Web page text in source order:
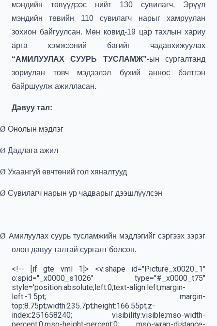
мэндийн төвүүдээс нийт 130 сувилагч, Эрүүл
мэндийн төвийн 110 сувилагч нарыг хамруулан
зохион байгуулсан. Мөн ковид-19 цар тахлын хариу
арга хэмжээний багийг чадавхижуулах
“АМИЛУУЛАХ СУУРЬ ТУСЛАМЖ”-ын сургалтанд
зориулан товч мэдээлэл бүхий аннос бэлтгэн
байршуулж ажилласан.
Давуу тал:
Ø Онолын мэдлэг
Ø Дадлага ажил
Ø Ухаангүй өвчтөний гол хяналтууд
Ø Сувилагч нарын ур чадварыг дээшлүүлсэн
Ø Амилуулах суурь тусламжийн мэдлэгийг сэргээх зэрэг
олон давуу талтай сургалт болсон.
<!-- [if gte vml 1]> <v:shape id="Picture_x0020_1" o:spid="_x0000_s1026" type="#_x0000_t75" style='position:absolute;left:0;text-align:left;margin-left:-1.5pt; margin-top:8.75pt;width:235.7pt;height:166.55pt;z-index:251658240; visibility:visible;mso-width-percent:0;mso-height-percent:0; mso-wrap-distance-left:9pt;mso-wrap-distance-top:0;mso-wrap-distance-right:9pt; mso-wrap-distance-bottom:0;mso-position-horizontal:absolute; mso-position-horizontal-relative:text;mso-position-vertical:absolute; mso-position-vertical-relative:text;mso-width-percent:0;mso-height-percent:0; mso-width-relative:margin;mso-height-relative:margin' o:gfxdata="UEsDBBQABgAIAAAAIQDueXK4EwEAAFECAAATAAAAW0NvbnRlbnRfVHlwZXNdLnhtbKSSPU/DMBCG dyT+g+UVJU4ZEEJJOvAxAkP5AYd9SVz8Jdst7b/nkjZL1XZhsWzfvfe8d3a93FnDthiT9q7hi7Li DJ30Sru+4V+rt+KRs5TBKTDeYcP3mPiyvb2pV/uAiZHapYYPOYcnIZIc0EIqfUBHkc5HC5mOsRcB 5A/0KO6r6kFI7zK6XOSxBm/rF+xgYzJ73dH1wUlEkzh7PiSOrIZDCEZLyORUbJ06oRRHQknKKScN OqQ7ssHFWcIYuQy4rFuH/kSn7djZOmA/oj5omlErZJ8Q8ztYci6k0eHbQ1RCRfil2aZ5syiv+zjT qO86LVF5ubE0xPJYce70Oj7TA6GY1v+TpzIzV0wfov0DAAD//wMAUEsDBBQABgAIAAAAIQCtMD/x wQAAADIBAAALAAAAX3JlbHMvLnJlbHOEj80KwjAQhO+C7xD2btN6EJGmvYjgVfQB1mTbBtskZOPf 25uLoCB4m2XYb2bq9jGN4kaRrXcKqqIEQU57Y12v4HTcLdYgOKEzOHpHCp7E0DbzWX2gEVN+4sEG FpniWMGQUthIyXqgCbnwgVx2Oh8nTPmMvQyoL9iTXJblSsZPBjRfTLE3CuLeVCCOz5CT/7N911lN W6+vE7n0I0KaiPe8LCMx9pQU6NGGs8do3ha/RVXk5iCbWn4tbV4AAAD//wMAUEsDBBQABgAIAAAA IQCVopsbMQIAAOsEAAAfAAAAY2xpcGJvYXJkL2RyYXdpbmdzL2RyYXdpbmcxLnhtbKxU246bMBB9 r9R/sPyeAAksCVqy2ibZVaVVG/XyAV5jglVfkO3QrKr+e8cYkiiV2qrtCxozM4czZw6+vTtKgTpm LNeqxMk0xogpqiuu9iX+/OlhssDIOqIqIrRiJX5hFt+tXr+6JcXekLbhFAGCsgUpceNcW0SRpQ2T xE51yxTkam0kcXA0+6gy5CsgSxHN4vgmkoQrvDpDbYgj6GD4X0AJTb+wak1URyxAClpcvhk4Cvrv yKRQ3aNpP7Y745nTd93OIF6VGJRTRIJEOBoSQxkco6uu/RngWBvp63Vdo2OJF8tsngHUS4nn6U2e z7MAx44OUcjPlst44QsoVMySJM3gED7YvP81BG22vwEBmoEOBBcUW049Q9XtOL2eOhmnhpw7GIaS 0/h99Tj8qfVZ8PaBC+ERfTysxvzJZkAjTtlG04NkygUPGSaIA/PahrcWI1Mw+cxgHeZtBdwoeNfB TlrDleutBkI+Wee/7iXtzfZttriP4+XszWSdxetJGufbyf0yzSd5vM3TOF0k62T93XcnaXGw7ElT IjYtH52fpD+Rl5wabXXtplTLKPAe3Q+8kzh4H3VEeOcElYBQb5WRImzBK+S5WmeYo40PaxDvA6Mu 9JwSQ/EorR38+Z/sdXIGKVpj3SPTEvkAdAYqvbCkA10DqbHE0xXKP5X2xEI2vGF1DZ3DKrxS22rP kCGwuiSZZfFJlHMdkAhjQdB6T0ZXv3mv3nAt+bvk8rz6AQAA//8DAFBLAwQUAAYACAAAACEAzulG x9MAAACrAQAAKgAAAGNsaXBib2FyZC9kcmF3aW5ncy9fcmVscy9kcmF3aW5nMS54bWwucmVsc6yQ v2oDMQyH90LfwWivdZchlBJflhLIGpIHELbO5/T8B9sJzdvXbZYeBLp0EUhCnz5+m+2nn8WVc3Ex KOhlB4KDjsYFq+B03L28giiVgqE5BlZw4wLb4flpc+CZajsqk0tFNEooCqZa0xti0RN7KjImDm0z xuyptjZbTKQ/yDKuum6N+TcDhgVT7I2CvDcrEMdbap//ZsdxdJrfo754DvXBC6zNixuQsuWqQMr7 5F572VwBH2v0/6nhfItgoeHZOMKfeS/PyX5r4CLi4QsAAP//AwBQSwMEFAAGAAgAAAAhALY7BCJU BgAACxoAABoAAABjbGlwYm9hcmQvdGhlbWUvdGhlbWUxLnhtbOxZS28bNxC+F+h/WOy9sd6KjciB rUfcxk6CSEmRI6WldhlzlwuSsqNbkRwLFCiaFj00QG89FG0DJEAv6a9xm6JNgfyFDrkPkRJVO0YK GEEswNid/WY4nJn9huReufogpt4R5oKwpONXL1V8DycTFpAk7Ph3RoOPLvuekCgJEGUJ7vhzLPyr 2x9+cAVtTShJxwzxYBThGHtgKBFbqONHUqZbGxtiAmIkLrEUJ/BsyniMJNzycCPg6BgGiOlGrVJp bcSIJP42WJTKUJ/Cv0QKJZhQPlRmsJegGEa/OZ2SCdbY4LCqEGIuupR7R4h2fLAZsOMRfiB9jyIh 4UHHr+g/f2P7ygbaypWoXKNr6A30X66XKwSHNT0mD8floI1Gs9HaKe1rAJWruH673+q3SnsagCYT mGnmi2mzubu522vmWAOUXTps99q9etXCG/brKz7vNNXPwmtQZr+xgh8MuhBFC69BGb65gm802rVu w8JrUIZvreDblZ1eo23hNSiiJDlcQVearXq3mG0JmTK654RvNhuDdi03vkBBNZTVpYaYskSuq7UY 3Wd8AAAFpEiSxJPzFE/RBGqyiygZc+LtkzCCwktRwgSIK7XKoFKH/+rX0Fc6ImgLI0Nb+QWeiBWR 8scTE05S2fE/Aau+AXn94qfXL555Jw+fnzz89eTRo5OHv2SGLK09lISm1qsfvvznyWfe38++f/X4 azdemPg/fv7899++cgNhposQvPzm6Z/Pn7789ou/fnzsgO9wNDbhIxJj4d3Ax95tFsPEdAhsz/GY v5nGKELE1NhJQoESpEZx2O/LyELfmCOKHLhdbEfwLgeKcQGvze5bDg8jPpPEYfF6FFvAA8boLuPO KFxXYxlhHs2S0D04n5m42wgducbuosTKb3+WArcSl8luhC03b1GUSBTiBEtPPWOHGDtmd48QK64H ZMKZYFPp3SPeLiLOkIzI2KqmhdIeiSEvc5eDkG8rNgd3vV1GXbPu4SMbCW8Fog7nR5haYbyGZhLF LpMjFFMz4PtIRi4nh3M+MXF9ISHTIabM6wdYCJfOTQ7zNZJ+HejFnfYDOo9tJJfk0GVzHzFmInvs sBuhOHVhhySJTOzH4hBKFHm3mHTBD5j9hqh7yANK1qb7LsFWuk9ngzvArKZLiwJRT2bckctrmFn1 O5zTKcKaaoD4LT6PSXIquS/RevP/pXUg0pffPXHM6qIS+g4nzjdqb4nG1+GWybvLeEAuPnf30Cy5 heF1WW1g76n7PXX77zx1r3uf3z5hLzga6FstFbOlul64x2vX7VNC6VDOKd4XeukuoDMFAxAqPb0/ xeU+Lo3gUr3JMICFCznSOh5n8lMio2GEUljfV31lJBS56VB4KROw7Ndip22Fp7P4gAXZdrVaVVvT jDwEkgt5pVnKYashM3SrvdiClea1t6HeKhcOKN03ccIYzHai7nCiXQhVkPTGHILmcELP7K14senw 4rIyX6RqxQtwrcwKLJ08WHB1/GYDVEAJdlSI4kDlKUt1kV2dzLeZ6XXBtCoA1hFFBSwyval8XTs9 Nbus1M6QacsJo9xsJ3RkdA8TEQpwXp1KehY33jTXm4uUWu6pUOjxoLQWbrQv/5cX58016C1zA01M pqCJd9zxW/UmlMwEpR1/Ctt+uIxTqB2hlryIhnBgNpE8e+HPwywpF7KHRJQFXJNOxgYxkZh7lMQd X02/TANNNIdo36o1IIQL69wm0MpFcw6SbicZT6d4Is20GxIV6ewWGD7jCudTrX5+sNJkM0j3MAqO vTGd8dsISqzZrqoABkTA6U81i2ZA4DizJLJF/S01ppx2zfNEXUOZHNE0QnlHMck8g2sqL93Rd2UM jLt8zhBQIyR5IxyHqsGaQbW6adk1Mh/Wdt3TlVTkDNJc9EyLVVTXdLOYNULRBpZieb4mb3hVhBg4 zezwGXUvU+5mwXVL64SyS0DAy/g5uu4ZGoLh2mIwyzXl8SoNK87OpXbvKCZ4imtnaRIG67cKs0tx K3uEczgQnqvzg95y1YJoWqwrdaRdnyYOUOqNw2rHh88DcD7xAK7gA4MPspqS1ZQMruCrAbSL7Ki/ 4+cXhQSeZ5ISUy8k9QLTKCSNQtIsJM1C0iokLd/TZ+LwHUYdh/teceQNPSw/Is/XFvb3m+1/AQAA //8DAFBLAwQKAAAAAAAAACEAAkS3kuZYAQDmWAEAGgAAAGNsaXBib2FyZC9tZWRpYS9pbWFnZTEu anBn/9j/4AAQSkZJRgABAQAAAQABAAD/4gHYSUNDX1BST0ZJTEUAAQEAAAHIbGNtcwIQAABtbnRy UkdCIFhZWiAH4gADABQACQAOAB1hY3NwTVNGVAAAAABzYXdzY3RybAAAAAAAAAAAAAAAAAAA9tYA AQAAAADTLWhhbmSdkQA9QICwPUB0LIGepSKOAAAAAAAAAAAAAAAAAAAAAAAAAAAAAAAAAAAAAAAA AAlkZXNjAAAA8AAAAF9jcHJ0AAABDAAAAAx3dHB0AAABGAAAABRyWFlaAAABLAAAABRnWFlaAAAB QAAAABRiWFlaAAABVAAAABRyVFJDAAABaAAAAGBnVFJDAAABaAAAAGBiVFJDAAABaAAAAGBkZXNj AAAAAAAAAAV1UkdCAAAAAAAAAAAAAAAAdGV4dAAAAABDQzAAWFlaIAAAAAAAAPNUAAEAAAABFslY WVogAAAAAAAAb6AAADjyAAADj1hZWiAAAAAAAABilgAAt4kAABjaWFlaIAAAAAAAACSgAAAPhQAA tsRjdXJ2AAAAAAAAACoAAAB8APgBnAJ1A4MEyQZOCBIKGAxiDvQRzxT2GGocLiBDJKwpai5+M+s5 sz/WRldNNlR2XBdkHWyGdVZ+jYgskjacq6eMstu+mcrH12Xkd/H5////2wBDAAUFBQUFBQUGBgUI CAcICAsKCQkKCxEMDQwNDBEaEBMQEBMQGhcbFhUWGxcpIBwcICkvJyUnLzkzMzlHREddXX3/2wBD AQUFBQUFBQUGBgUICAcICAsKCQkKCxEMDQwNDBEaEBMQEBMQGhcbFhUWGxcpIBwcICkvJyUnLzkz MzlHREddXX3/wAARCAJAAwADASIAAhEBAxEB/8QAHwAAAQUBAQEBAQEAAAAAAAAAAAECAwQFBgcI CQoL/8QAtRAAAgEDAwIEAwUFBAQAAAF9AQIDAAQRBRIhMUEGE1FhByJxFDKBkaEII0KxwRVS0fAk M2JyggkKFhcYGRolJicoKSo0NTY3ODk6Q0RFRkdISUpTVFVWV1hZWmNkZWZnaGlqc3R1dnd4eXqD hIWGh4iJipKTlJWWl5iZmqKjpKWmp6ipqrKztLW2t7i5usLDxMXGx8jJytLT1NXW19jZ2uHi4+Tl 5ufo6erx8vP09fb3+Pn6/8QAHwEAAwEBAQEBAQEBAQAAAAAAAAECAwQFBgcICQoL/8QAtREAAgEC BAQDBAcFBAQAAQJ3AAECAxEEBSExBhJBUQdhcRMiMoEIFEKRobHBCSMzUvAVYnLRChYkNOEl8RcY GRomJygpKjU2Nzg5OkNERUZHSElKU1RVVldYWVpjZGVmZ2hpanN0dXZ3eHl6goOEhYaHiImKkpOU lZaXmJmaoqOkpaanqKmqsrO0tba3uLm6wsPExcbHyMnK0tPU1dbX2Nna4uPk5ebn6Onq8vP09fb3 +Pn6/9oADAMBAAIRAxEAPwCic80wnpTyKaRXnnaMwaZgipCKaeaAGmm06kx7UhDdtJtp1GKLsAoo xRQMTFJgU/FGKYEWCOlUzYrFdi9twolw5eF2cW85ZduZFQj5h1DDnI5rQxSYoE1coxXaGRIJleCZ jhUlGA5H9xh8rfhzVspRLDDPE8M0SyRP95GGQaykW9S+uILK5V4YoEZ0uSzgSOTtRXHzDgZOc0WW vQLWNFhVa4sILuAwyg7TggrwVI6EUNepD/x+RSWx6b2G+I/R0yP++sVchaOWMSxurof4lIZT+VLV CSMB7BL3TxpM8QRbec3AWL5CHkG3zo2+9hgOQTgGqKWWs2GRbXqXUQ/5Z3A2OPbeoNdXNbifYQ+y WPJjkAztJ9R3U9xTYX8/fHNEEmTAkTqBnoynup7GqTsnp5tByoxU1HaAt3byWzer4aP8HXj8601Z CAytuB5BHQ1I9qMnYxHHfmuZ1DTdSgmSbTJ0gPPmRPwjntjqAaFaXkS/dOlFOrmI9burP5dV02WA cZmQb4/zGcV0VnPBqCb7eZJAem05oaaGrMl3Glyalnt3tgPOGzIzzxVQOGJCgt9BmkNqxLR+NAWX /nmB/vHFK6iNC8soRB1fgKPqTxVEjcikLKOOM+lZo1OxlkEVkj383JxERsG3glnYhRU/2XU7n/X3 Ys4j/wAsrXl/o0rj/wBBFO3fQB91fWlkB9puI4MjIEjBWP8Aur1P4VXR76/w0Ya0tv8AnpJH++kH qiNwg9259q1La0trTcYIQrOcu/LO59WZskmrBzQ7NNAR3Om+H7fULyfR7O4jinKljcyGWUkDnJ54 zSBAOgwPQcVLSdaUY2ilduy3Y3r0SGYx2FLTj3ppqwEooooAKSlppoAQ0lKeT0oxQA2kpaQjpQAw 02n1UubkQ7ESIyzyZ8uFTgtjqST91R3agTEnnitY/Olk2KCoBHXcegUDksewFddoPie6CGHVo/L3 NiN87mRewlx39SK42K2fzhcXLiScZ2YGEiB4IjB5z6seas02o2sJb3PZUdXVWVgVYZDDkEU44ryv TNYutKYBD5kGctE381PY16NY6ha6jD5tvJuA4ZTwyH0YVk00UXelAakpCKQEmaeDxUANPB4oAkpK UGigBvNGeaU8UygBetJRRQAUlLRSsAUUlBNMAoFNzSg0AOopKQmlYQ6imZpaNQFpabRRYB2aUmkA 96CPemAUUUlAE6njFek6Vd/brCJycyIPLk+q9/xrzEHA6V0nhy98m8MLH5J8L9GHSgiWx2bgc1Sl rRkXrVCbgUEGRN0NZk3FakwNZM3U1SQGXcc1R3ZRfVSVNXZ6zAdpceo4/CmkMUtUZOTQTSCqEPWp B2pi9qsIo6mmlcCVF6Gp6YDQWq1oK4jHiq7U5mqB2pgzPvTmNu/FeeahkzHFegXnMZ5rz+9yZnoG jKccVreFLb7T4l0lT0SUyn6RgtWXIK7D4f2+7WLu4I4itiPxc4osBSPFMNSkUzFcp1EVFS0zbQAz pSY9qcRRQIjxRT+5pMCgBtFOApRQMZRT8UYoGMoxipMU3FADMVYuLqa5WAS7D5UKQqQiqdifdBK9 SM9TUeDRik4ptNrYBgJXoSPpVB7C1eRpAjQyk8ywMYXP1KdfxrRxTCOwpgZW/Uor37NFPBOn2Yy7 pkKuDuCgExnBz9Kdew3LXa3UNvPuSJUi2XCMEyAXVkYR71ZhWwZA0MUfkQBkLfvRGBKwY52s45ZR 2B6VHS1bTtaysJoyItXViY5dOvYp1UF4vIeTAPGQUzuX3FOj1fTZvM2yyuUYpIot5iyMOqsNnBrZ iFnmX7TZCfMMqREO0bQu67RIjLzlaz7RktFhsXiWEj5YSvCTd/l/2z1Knmnp2YrPuit9t0tQcXe0 Hqojk/VdtcnqWkaWzmXTXvYpGycW1vNtJ+u0ACvQ9z+p/OgknrTTsDjdHGXetvZR6bHDoM5WKBIr iZ3w803TeA/Qt/dpbTxBLfTz28f2W1dHK5mlMrNjuqqEB/OuwlW2nsbmyuNPtplllSTznTMqbARh G7A55rmJ9ItGdba6t45lY/upGUK799pZcfOP1FFNqzTg1Z6EtSXU0ltbybHnaxL9LaJIfw3NvNB0 TSXcvNbC4c/xXTGf8vMJArLjsLqwIFreSCP/AJ5T/vU/Ak5H51dXUjE2Lu3aM9fMUF4/zHK/iKev Rive10bo01xDDqCT2wgiD2ggVwJAzlZdwT+5hcZqOoY5UkQOjAq3QqQQam4NSubXmd9dB6dEGeKM 0ZpKoAzSDNLSetACZooxRVIAptLS0wEopTiigBpoxTqTFADcZppU5FMuZ4bSMSTPtBOEAG5nb+6i jlj7Cqfk3F8P9KzBbnrbKfncf9NXHQf7K/iaBDWumnMkdiFkK5D3DcwxkduPvsPRfxNSQWyW/mMG LyvgySvgu5HTPoB2A4FdENU8rRho8VnapAJzNuSJVfcwAPI9hWQRRe/QLENNxUuBTdtAEZFS2889 pMJoJmjkXoy+nofUU003HtQB6BpfiOC8KQ3IWGc8A9Ef6E9D7GumrxjZnPHH0rXsPGVtpO2DUNQh aAcDdKvmJ+Z5FS4gen0mar2l7Z6jaw3lldR3FtL9yaM7lJHUZHcdxVjANQAoNODVFQDTGSmjmm5p TQJu3QDSUlGRQAtFNzSE0hjiaTNJRQAUUlFAC0UlFADuKdUdFAiSio6WnYCXNHFR5pc0WFfXYfji mGjNBxRYobmpUZlwynBU5B9xUVOFBMtj1e0ulvrO3uB/Go3AdmHBqKUVzfhe9KyTWbtw43xfUdRX TTgn2xSM2rGPNWRMBiteYZzmsqcdauIjGnrLkOGDVqznrWXMMq1UBWJyacppgBPI71KiM3WgCZOT VpSAKjSPAqXFWkJilsVGWp9NKmqJICaifNWdvtTClMDHuuEf6VxFymZH+td/cJwa4+4X943y9zSK RgSLivQfAEIWDUp+7ypGPooz/WuGuMLmvS/CEZi0S3bvLI8n9B/KqQHFEUlTECmlcVxnWQkYpKk2 0mKAIscmkp+KKAI6Mc04ijAFADKWlxS44FAxvSjHtTsGlANADMe1FOo20ANxRSkUUANppFS4ppoA ZgUuKeBRigQ3io7qztLywEUlxJuaf99AEwrxKMrhwcg7utS4NHSk76WdrMZQ23FrnZ5lzD/cJzKn +6zffHsTmrEM0NxF5kLh0ztJ5GGHYg4II9DU+KrT2izP5qOYbjGBMgySPRweGX2NMCUrUcsMc0bR yKGVuo/rkdDVU30lvLFDeWrguPkngVpImI6hgMsh+uR71oKyuiOrq6kZVlO4H3BFAGfG0iS/ZbgF y2TDLjiQKMkOBwHA/Bu1K1qM/I2326irksUcyNHIgdGHKtyDVTe9pxM5e36LMxy0ftJ7ej/nT8yG jGuLB4vPkhzBOyEiVOVLY4LDuPXIrMi13VbMhdQ0xpF6efbcqa7YqRVdrZGctghj/EvBpqXdC5X0 ZR0/V7DUtwtpiXH3o3Qq6/UGtPcp4zTNe8N6edPtr